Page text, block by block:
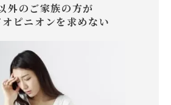
外のご家族の方が
ピニオンを求めない